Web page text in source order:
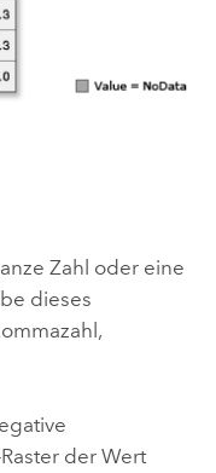
Zahl oder eine
dieses
der Wert